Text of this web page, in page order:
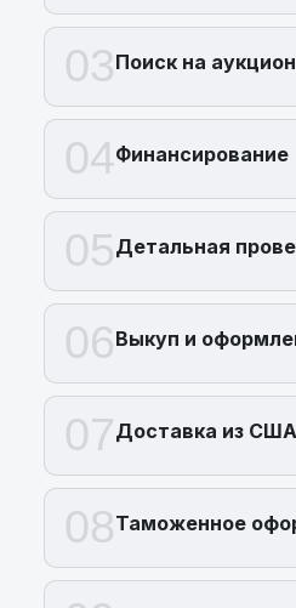
03Поиск на
04Финансирование
05Детальная
06Выкуп и
07Доставка из США
08Таможенное